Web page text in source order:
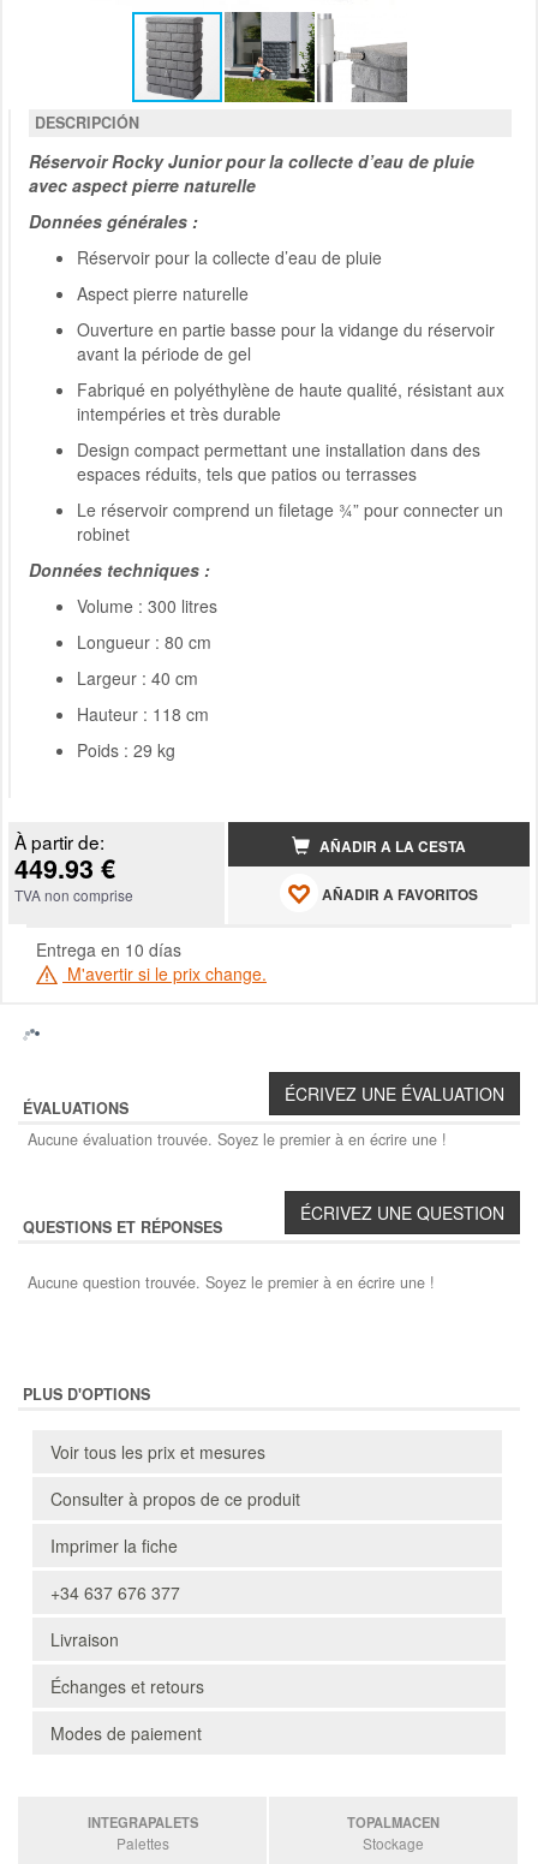
DESCRIPCIÓN
Réservoir Rocky Junior pour la collecte d’eau de pluie
avec aspect pierre naturelle
Données générales :
Réservoir pour la collecte d’eau de pluie
Aspect pierre naturelle
Ouverture en partie basse pour la vidange du réservoir
avant la période de gel
Fabriqué en polyéthylène de haute qualité, résistant aux
intempéries et très durable
Design compact permettant une installation dans des
espaces réduits, tels que patios ou terrasses
Le réservoir comprend un filetage ¾” pour connecter un
robinet
Données techniques :
Volume : 300 litres
Longueur : 80 cm
Largeur : 40 cm
Hauteur : 118 cm
Poids : 29 kg
À partir de:
449.93 €
TVA non comprise
AÑADIR A LA CESTA
AÑADIR A FAVORITOS
Entrega en 10 días
M'avertir si le prix change.
ÉVALUATIONS
Aucune évaluation trouvée. Soyez le premier à en écrire une !
QUESTIONS ET RÉPONSES
Aucune question trouvée. Soyez le premier à en écrire une !
PLUS D'OPTIONS
Voir tous les prix et mesures
Consulter à propos de ce produit
Imprimer la fiche
+34 637 676 377
Livraison
Échanges et retours
Modes de paiement
INTEGRAPALETS
Palettes
TOPALMACEN
Stockage